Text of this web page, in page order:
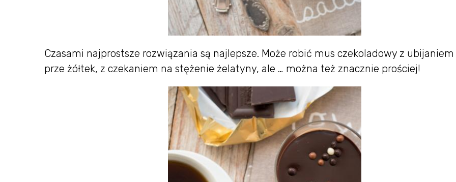
Czasami najprostsze rozwiązania są najlepsze. Może robić mus czekoladowy z
prze żółtek, z czekaniem na stężenie żelatyny, ale … można też znacznie prościej!